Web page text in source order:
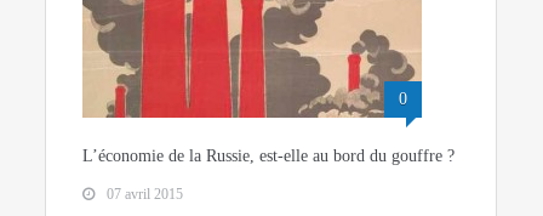
0
L’économie de la Russie, est-elle au bord du gouffre ?
07 avril 2015